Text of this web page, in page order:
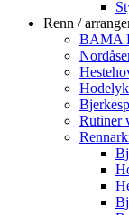
Renn /
BAMA
Rutiner